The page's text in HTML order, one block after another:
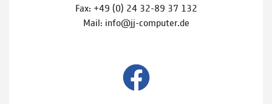
Fax: +49 (0) 24 32-89 37 132
Mail: info@jj-computer.de